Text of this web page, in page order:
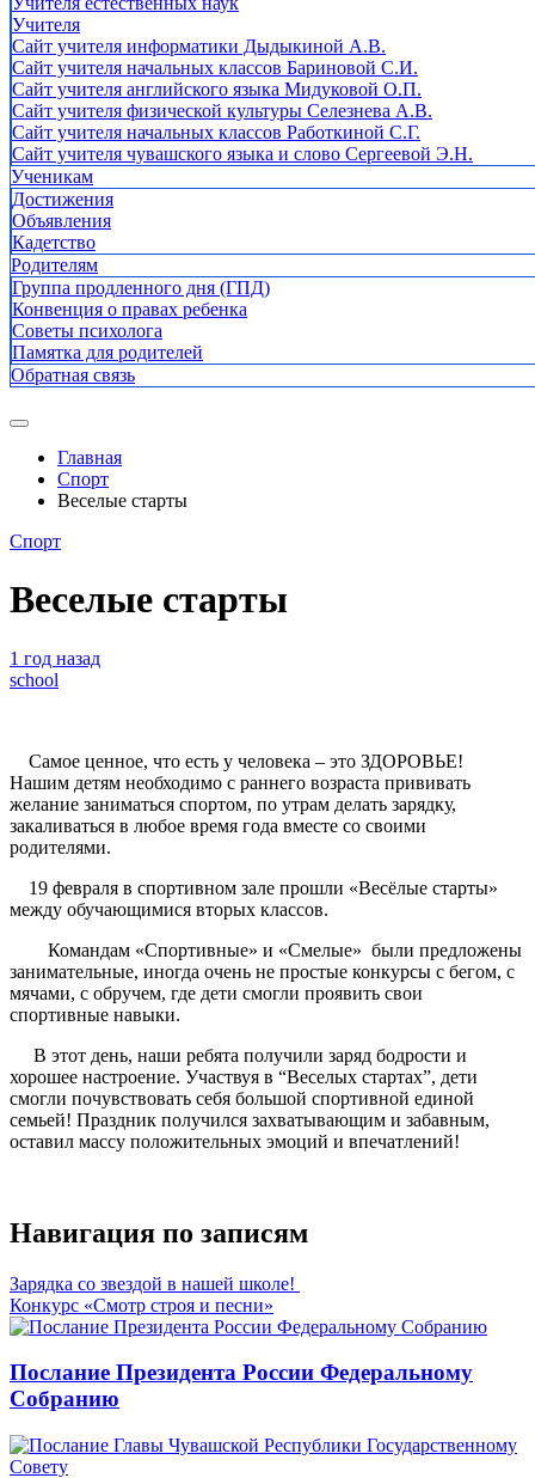
Учителя
Cайт учителя информатики Дыдыкиной А.В.
Сайт учителя начальных классов Бариновой С.И.
Сайт учителя английского языка Мидуковой О.П.
Сайт учителя физической культуры Селезнева А.В.
Сайт учителя начальных классов Работкиной С.Г.
Сайт учителя чувашского языка и слово Сергеевой Э.Н.
Ученикам
Достижения
Объявления
Кадетство
Родителям
Группа продленного дня (ГПД)
Конвенция о правах ребенка
Советы психолога
Памятка для родителей
Обратная связь
Главная
Спорт
Веселые старты
Спорт
Веселые старты
1 год назад
school
Самое ценное, что есть у человека – это ЗДОРОВЬЕ!
Нашим детям необходимо с раннего возраста прививать
желание заниматься спортом, по утрам делать зарядку,
закаливаться в любое время года вместе со своими
родителями.
19 февраля в спортивном зале прошли «Весёлые старты»
между обучающимися вторых классов.
Командам «Спортивные» и «Смелые» были предложены
занимательные, иногда очень не простые конкурсы с бегом, с
мячами, с обручем, где дети смогли проявить свои
спортивные навыки.
В этот день, наши ребята получили заряд бодрости и
хорошее настроение. Участвуя в “Веселых стартах”, дети
смогли почувствовать себя большой спортивной единой
семьей! Праздник получился захватывающим и забавным,
оставил массу положительных эмоций и впечатлений!
Навигация по записям
Зарядка со звездой в нашей школе!
Конкурс «Смотр строя и песни»
Послание Президента России Федеральному
Собранию